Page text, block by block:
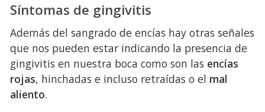
Síntomas de gingivitis
Además del sangrado de encías hay otras señales
que nos pueden estar indicando la presencia de
gingivitis en nuestra boca como son las encías
rojas, hinchadas e incluso retraídas o el mal
aliento.